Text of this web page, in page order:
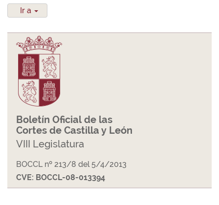
Ir a
Boletín Oficial de las
Cortes de Castilla y León
VIII Legislatura
BOCCL nº 213/8 del 5/4/2013
CVE: BOCCL-08-013394